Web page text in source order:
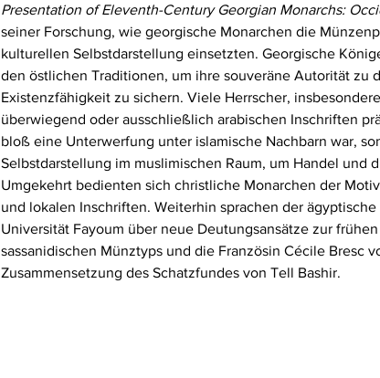
Presentation of Eleventh-Century Georgian Monarchs:
seiner Forschung, wie georgische Monarchen die
kulturellen Selbstdarstellung einsetzten. Georgische
den östlichen Traditionen, um ihre souveräne Autorität zu
Existenzfähigkeit zu sichern. Viele Herrscher,
überwiegend oder ausschließlich arabischen Inschriften
bloß eine Unterwerfung unter islamische Nachbarn war,
Selbstdarstellung im muslimischen Raum, um Handel und
Umgekehrt bedienten sich christliche Monarchen der
und lokalen Inschriften. Weiterhin sprachen der
Universität Fayoum über neue Deutungsansätze zur
sassanidischen Münztyps und die Französin Cécile Bresc
Zusammensetzung des Schatzfundes von Tell Bashir.